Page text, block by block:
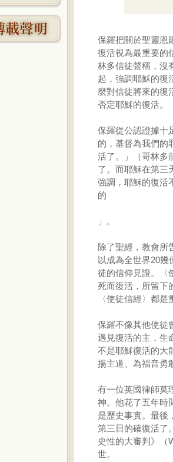
保羅把關於聖靈恩
復活視為最重要的
林多信徒聲稱，沒
起，強調耶穌的復
麼對信徒將來的復
否定耶穌的復活。
保羅從公認證據十
的，基督為我們的
活了。」（哥林多
了。而耶穌在第三
強調，耶穌的復活
的
」。
除了聖經，教會所
以成為全世界20
徒的信仰見證。〈
死而復活，所留下
〈使徒信經〉都
保羅不像其他使徒
遇見復活的主，生
不是耶穌復活的大
揚主道、為福音勇
有一位英國律師莫
神。他花了五年時
是歷史事實。最後
第三日的確復活了
史性的大審判》（
世。